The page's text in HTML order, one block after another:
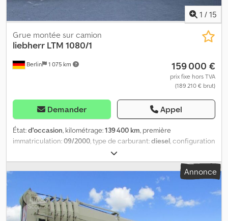
1 / 15
Berlin 1 075 km
Grue montée sur camion
liebherr LTM 1080/1
159 000 €
prix fixe hors TVA
(189 210 € brut)
Demander Appel
État:d'occasion, kilométrage:139 400 km, première
immatriculation:09/2000, type de carburant:diesel, configuration
, couleur:
conducteur:autre, type d'engrenage:automatique, classe
d'émission:aucun, suspension:autre, heures de fonctionnement:
ABS, chauffage de stationnement,
transmission intégrale
, * Grue mobile Liebherr LTM 1080/1 *
Modèle : LTM 1080/1 * Année de fabrication : 2000 *
Emplacement : Berlin * Heures de fonctionnement : 4 562 h *
Annonce